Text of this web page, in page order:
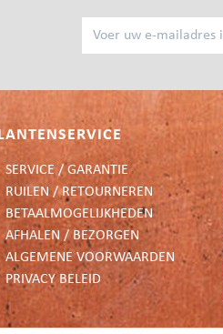
SERVICE / GARANTIE
RUILEN / RETOURNEREN
BETAALMOGELIJKHEDEN
AFHALEN / BEZORGEN
ALGEMENE VOORWAARDEN
PRIVACY BELEID